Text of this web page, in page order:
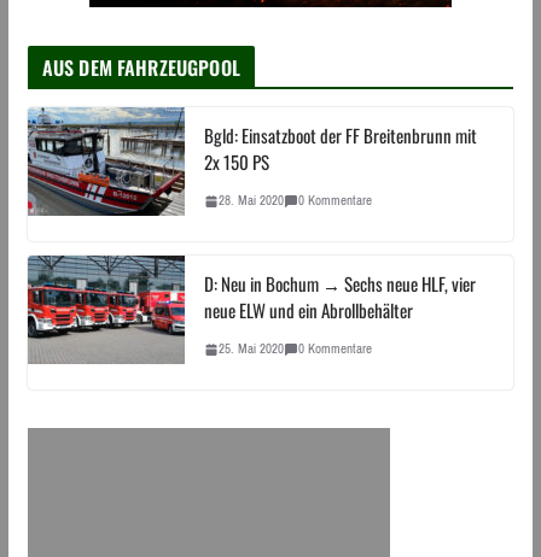
AUS DEM FAHRZEUGPOOL
Bgld: Einsatzboot der FF Breitenbrunn mit
2x 150 PS
28. Mai 2020 0 Kommentare
D: Neu in Bochum → Sechs neue HLF, vier
neue ELW und ein Abrollbehälter
25. Mai 2020 0 Kommentare